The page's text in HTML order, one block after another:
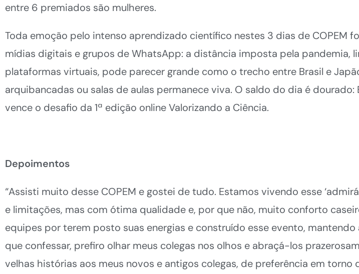
entre 6 premiados são mulheres.
Toda emoção pelo intenso aprendizado científico nestes 3 dias de COPEM
mídias digitais e grupos de WhatsApp: a distância imposta pela pandemia,
plataformas virtuais, pode parecer grande como o trecho entre Brasil e
arquibancadas ou salas de aulas permanece viva. O saldo do dia é dourado:
vence o desafio da 1ª edição online Valorizando a Ciência.
Depoimentos
“Assisti muito desse COPEM e gostei de tudo. Estamos vivendo esse
e limitações, mas com ótima qualidade e, por que não, muito conforto
equipes por terem posto suas energias e construído esse evento, mantendo
que confessar, prefiro olhar meus colegas nos olhos e abraçá-los
velhas histórias aos meus novos e antigos colegas, de preferência em